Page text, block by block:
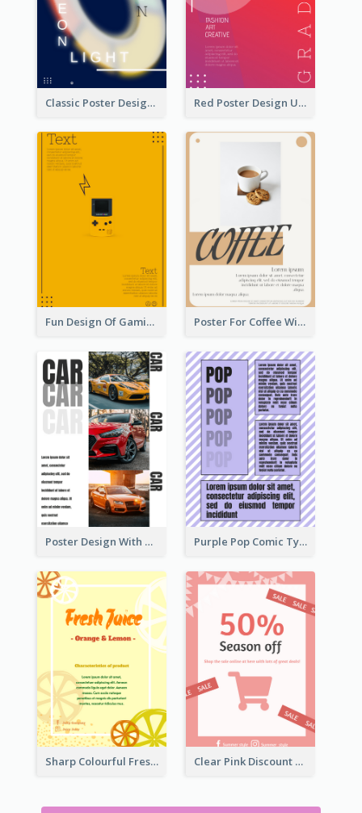
Classic Poster Design Of Neon Light In Rounded Shape Red Poster Design Using Gradient
Fun Design Of Gaming In Yellow Colour Tone Poster For Coffee With the Design Of A Board
Poster Design With Triple Information of Cars Purple Pop Comic Typography Poster
Sharp Colourful Fresh Juice Poster Clear Pink Discount Poster